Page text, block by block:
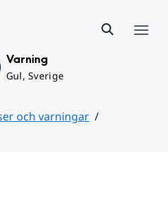
Varning
Gul, Sverige
och varningar